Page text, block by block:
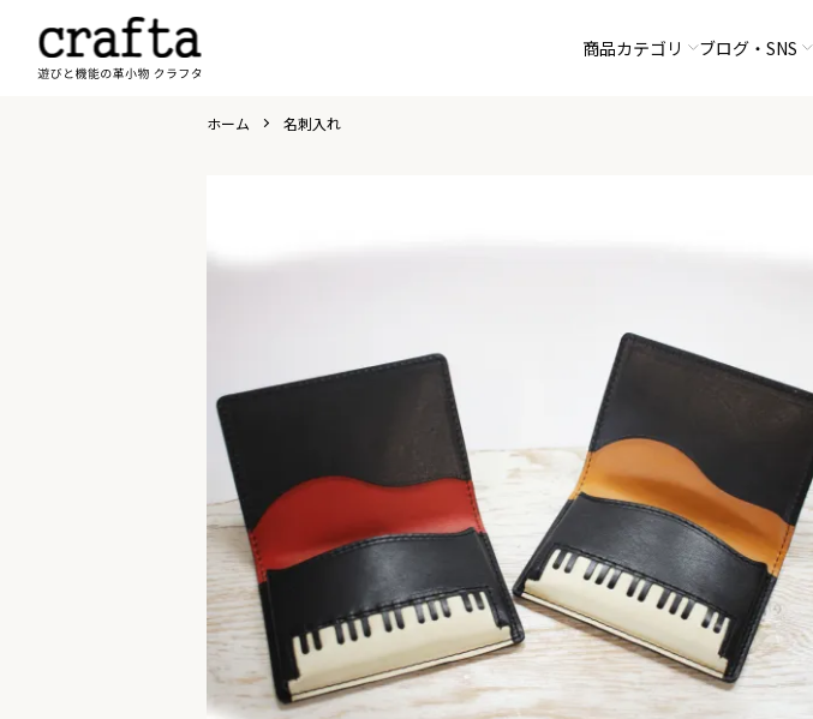
商品カテゴリ ブログ・SNS
ホーム 名刺入れ